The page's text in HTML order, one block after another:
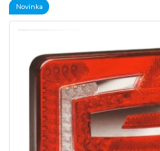
Novinka